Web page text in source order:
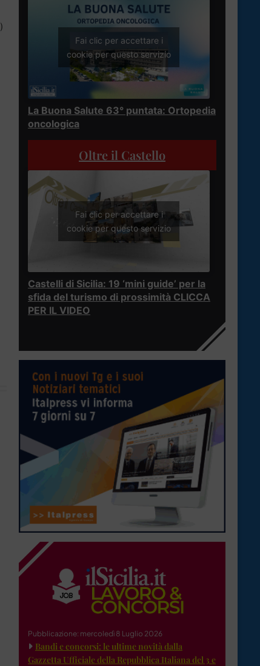
)
Fai clic per accettare i
cookie per questo servizio
La Buona Salute 63° puntata: Ortopedia
oncologica
Oltre il Castello
Fai clic per accettare i
cookie per questo servizio
Castelli di Sicilia: 19 ‘mini guide’ per la
sfida del turismo di prossimità CLICCA
PER IL VIDEO
Pubblicazione: mercoledì 8 Luglio 2026
Bandi e concorsi: le ultime novità dalla
Gazzetta Ufficiale della Repubblica Italiana del 3 e